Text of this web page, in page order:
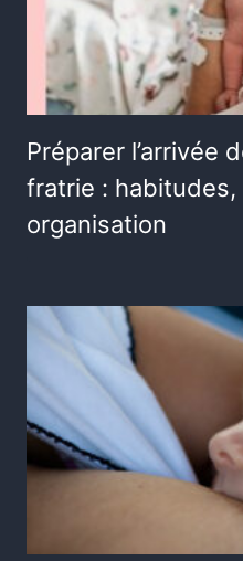
Préparer l’arrivée
fratrie : habitudes,
organisation